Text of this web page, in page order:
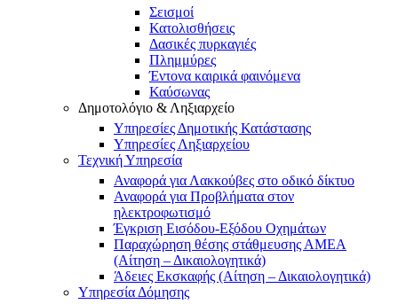
Σεισμοί
Κατολισθήσεις
Δασικές πυρκαγιές
Πλημμύρες
Έντονα καιρικά φαινόμενα
Καύσωνας
Δημοτολόγιο & Ληξιαρχείο
Υπηρεσίες Δημοτικής Κατάστασης
Υπηρεσίες Ληξιαρχείου
Τεχνική Υπηρεσία
Αναφορά για Λακκούβες στο οδικό δίκτυο
Αναφορά για Προβλήματα στον
ηλεκτροφωτισμό
Έγκριση Εισόδου-Εξόδου Οχημάτων
Παραχώρηση θέσης στάθμευσης ΑΜΕΑ
(Αίτηση – Δικαιολογητικά)
Άδειες Εκσκαφής (Αίτηση – Δικαιολογητικά)
Υπηρεσία Δόμησης